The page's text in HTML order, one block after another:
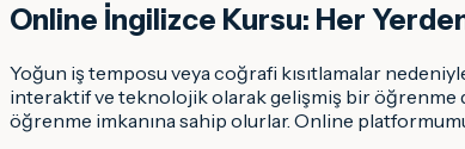
Online İngilizce Kursu: Her
Yoğun iş temposu veya coğrafi kısıtlamalar
interaktif ve teknolojik olarak gelişmiş bir öğrenme
öğrenme imkanına sahip olurlar. Online